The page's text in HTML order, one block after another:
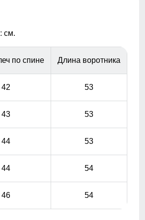
куртках препятствуют
Они бывают с прорезью
и без нее. Регулируемые
случае если вы одеваете
варежки поверх куртки. Так же
удобны во время катания на
см.
по спине Длина воротника
42 53
43 53
44 53
44 54
46 54